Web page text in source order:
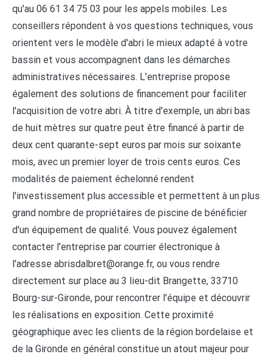
qu'au 06 61 34 75 03 pour les appels mobiles. Les
conseillers répondent à vos questions techniques, vous
orientent vers le modèle d'abri le mieux adapté à votre
bassin et vous accompagnent dans les démarches
administratives nécessaires. L'entreprise propose
également des solutions de financement pour faciliter
l'acquisition de votre abri. À titre d'exemple, un abri bas
de huit mètres sur quatre peut être financé à partir de
deux cent quarante-sept euros par mois sur soixante
mois, avec un premier loyer de trois cents euros. Ces
modalités de paiement échelonné rendent
l'investissement plus accessible et permettent à un plus
grand nombre de propriétaires de piscine de bénéficier
d'un équipement de qualité. Vous pouvez également
contacter l'entreprise par courrier électronique à
l'adresse abrisdalbret@orange.fr, ou vous rendre
directement sur place au 3 lieu-dit Brangette, 33710
Bourg-sur-Gironde, pour rencontrer l'équipe et découvrir
les réalisations en exposition. Cette proximité
géographique avec les clients de la région bordelaise et
de la Gironde en général constitue un atout majeur pour